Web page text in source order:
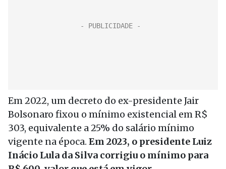
Em 2022, um decreto do ex-presidente Jair
Bolsonaro fixou o mínimo existencial em R$
303, equivalente a 25% do salário mínimo
vigente na época. Em 2023, o presidente Luiz
Inácio Lula da Silva corrigiu o mínimo para